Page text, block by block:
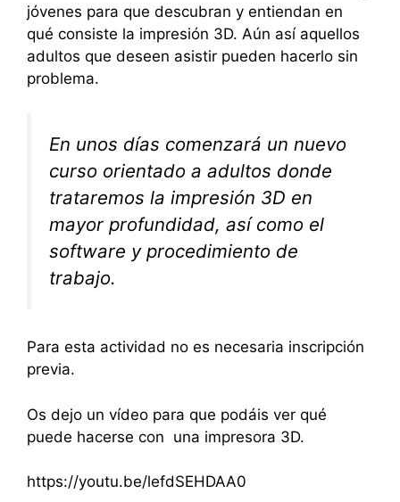
jóvenes para que descubran y entiendan en
qué consiste la impresión 3D. Aún así aquellos
adultos que deseen asistir pueden hacerlo sin
problema.
En unos días comenzará un nuevo
curso orientado a adultos donde
trataremos la impresión 3D en
mayor profundidad, así como el
software y procedimiento de
trabajo.
Para esta actividad no es necesaria inscripción
previa.
Os dejo un vídeo para que podáis ver qué
puede hacerse con una impresora 3D.
https://youtu.be/lefdSEHDAA0